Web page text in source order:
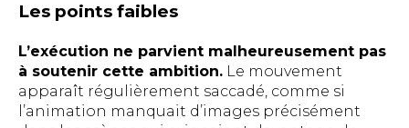
Les points faibles
L’exécution ne parvient malheureusement pas
à soutenir cette ambition. Le mouvement
apparaît régulièrement saccadé, comme si
l’animation manquait d’images précisément